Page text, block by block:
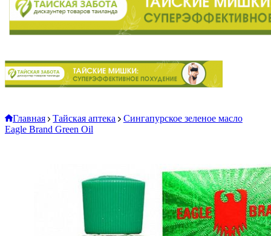
Главная Тайская аптека
Сингапурское зеленое масло
Eagle Brand Green Oil